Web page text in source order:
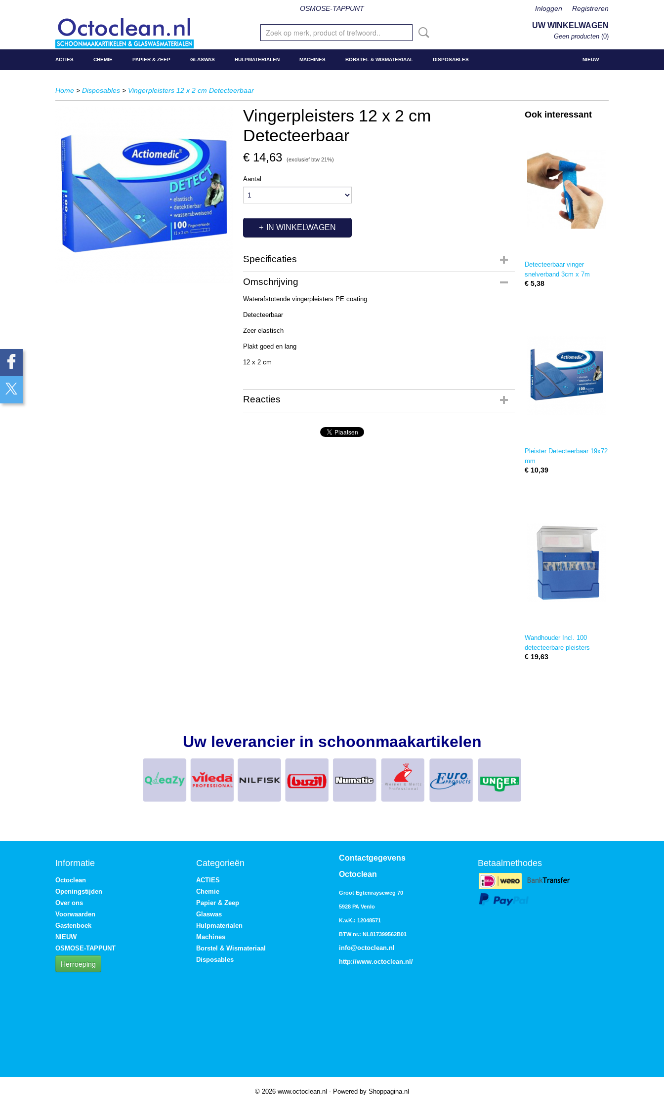
OSMOSE-TAPPUNT Inloggen Registreren
UW WINKELWAGEN
Geen producten (0)
NIEUW
ACTIES CHEMIE PAPIER & ZEEP GLASWAS HULPMATERIALEN MACHINES BORSTEL & WISMATERIAAL DISPOSABLES
Home > Disposables > Vingerpleisters 12 x 2 cm Detecteerbaar
Vingerpleisters 12 x 2 cm
Detecteerbaar
€ 14,63 (exclusief btw 21%)
Aantal
IN WINKELWAGEN
Specificaties
Productcode
Omschrijving
Waterafstotende vingerpleisters PE coating
Detecteerbaar
Zeer elastisch
Plakt goed en lang
12 x 2 cm
Reacties
Ook interessant
Detecteerbaar vinger
snelverband 3cm x 7m
€ 5,38
Pleister Detecteerbaar 19x72
mm
€ 10,39
Wandhouder Incl. 100
detecteerbare pleisters
€ 19,63
Uw leverancier in schoonmaakartikelen
Informatie
Octoclean
Openingstijden
Over ons
Voorwaarden
Gastenboek
NIEUW
OSMOSE-TAPPUNT
Herroeping
Categorieën
ACTIES
Chemie
Papier & Zeep
Glaswas
Hulpmaterialen
Machines
Borstel & Wismateriaal
Disposables
Contactgegevens
Octoclean
Groot Egtenrayseweg 70
5928 PA Venlo
K.v.K.: 12048571
BTW nr.: NL817399562B01
info@octoclean.nl
http://www.octoclean.nl /
Betaalmethodes
© 2026 www.octoclean.nl - Powered by Shoppagina.nl